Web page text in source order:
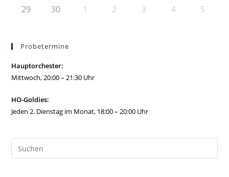
29 30 1 2 3 4 5
Probetermine
Hauptorchester:
Mittwoch, 20:00 – 21:30 Uhr
HO-Goldies:
Jeden 2. Dienstag im Monat, 18:00 – 20:00 Uhr